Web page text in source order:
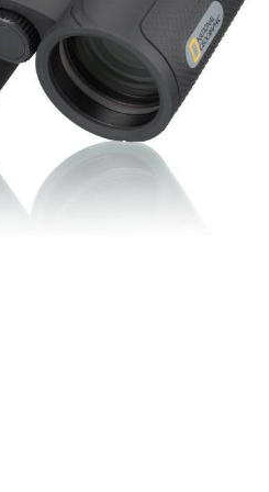
لدرمن - Leatherman
لکی - Leki
کانتیگو- Contigo